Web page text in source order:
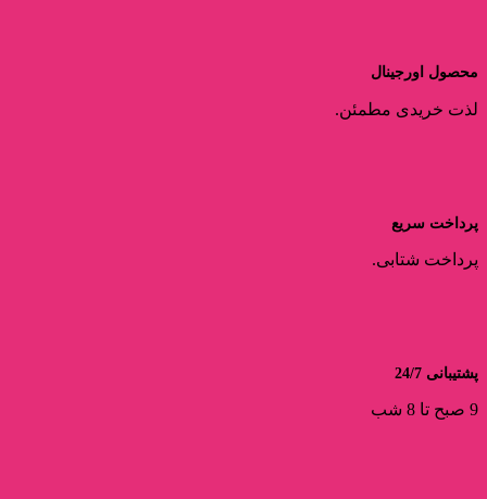
محصول اورجینال
لذت خریدی مطمئن.
پرداخت سریع
پرداخت شتابی.
پشتیبانی 24/7
9 صبح تا 8 شب